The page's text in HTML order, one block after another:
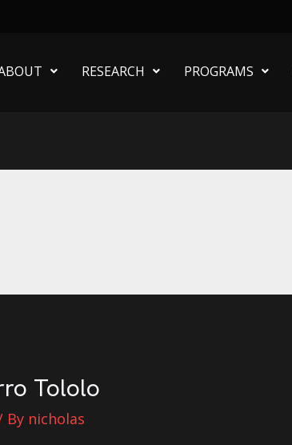
RESEARCH PROGRAMS
Tololo
By nicholas